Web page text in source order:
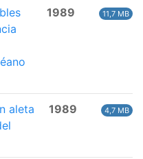
1989 11,7 MB
aleta
1989 4,7 MB